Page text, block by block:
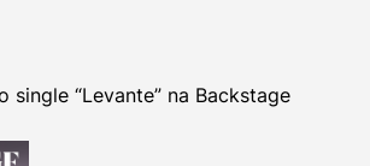
single “Levante” na Backstage